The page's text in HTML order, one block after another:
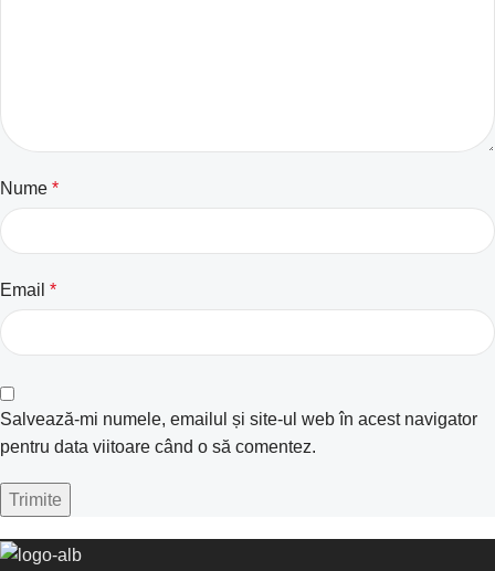
Nume *
Email *
Salvează-mi numele, emailul și site-ul web în acest navigator
pentru data viitoare când o să comentez.